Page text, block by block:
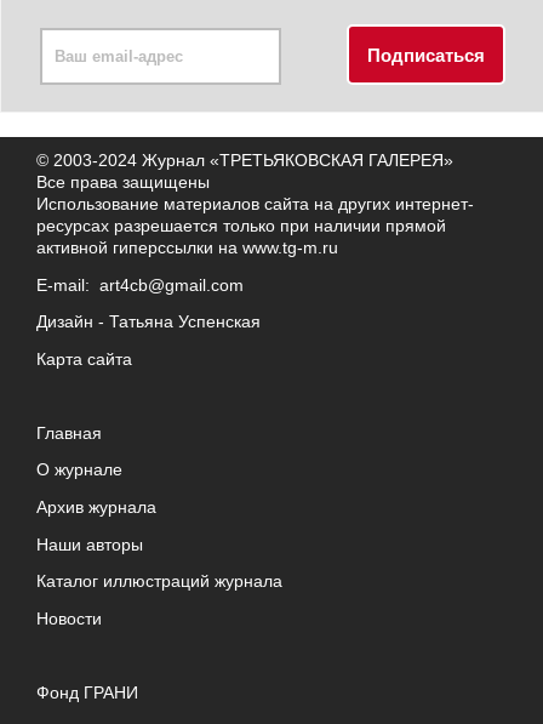
© 2003-2024 Журнал «ТРЕТЬЯКОВСКАЯ ГАЛЕРЕЯ»
Все права защищены
Использование материалов сайта на других интернет-
ресурсах разрешается только при наличии прямой
активной гиперссылки на www.tg-m.ru
E-mail: art4cb@gmail.com
Дизайн - Татьяна Успенская
Карта сайта
Главная
О журнале
Архив журнала
Наши авторы
Каталог иллюстраций журнала
Новости
Фонд ГРАНИ